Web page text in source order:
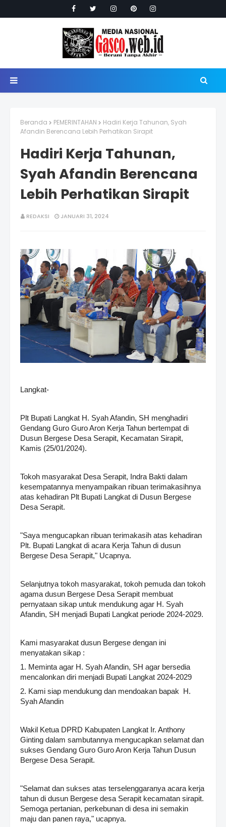
Beranda PEMERINTAHAN
Hadiri Kerja Tahunan, Syah
Afandin Berencana Lebih Perhatikan Sirapit
Hadiri Kerja Tahunan,
Syah Afandin Berencana
Lebih Perhatikan Sirapit
REDAKSI JANUARI 31, 2024
Langkat-
Plt Bupati Langkat H. Syah Afandin, SH menghadiri
Gendang Guro Guro Aron Kerja Tahun bertempat di
Dusun Bergese Desa Serapit, Kecamatan Sirapit,
Kamis (25/01/2024).
Tokoh masyarakat Desa Serapit, Indra Bakti dalam
kesempatannya menyampaikan ribuan terimakasihnya
atas kehadiran Plt Bupati Langkat di Dusun Bergese
Desa Serapit.
"Saya mengucapkan ribuan terimakasih atas kehadiran
Plt. Bupati Langkat di acara Kerja Tahun di dusun
Bergese Desa Serapit," Ucapnya.
Selanjutnya tokoh masyarakat, tokoh pemuda dan tokoh
agama dusun Bergese Desa Serapit membuat
pernyataan sikap untuk mendukung agar H. Syah
Afandin, SH menjadi Bupati Langkat periode 2024-2029.
Kami masyarakat dusun Bergese dengan ini
menyatakan sikap :
1. Meminta agar H. Syah Afandin, SH agar bersedia
mencalonkan diri menjadi Bupati Langkat 2024-2029
2. Kami siap mendukung dan mendoakan bapak H.
Syah Afandin
Wakil Ketua DPRD Kabupaten Langkat Ir. Anthony
Ginting dalam sambutannya mengucapkan selamat dan
sukses Gendang Guro Guro Aron Kerja Tahun Dusun
Bergese Desa Serapit.
"Selamat dan sukses atas terselenggaranya acara kerja
tahun di dusun Bergese desa Serapit kecamatan sirapit.
Semoga pertanian, perkebunan di desa ini semakin
maju dan panen raya," ucapnya.